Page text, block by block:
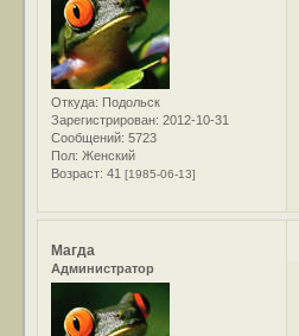
Откуда: Подольск
Зарегистрирован: 2012-10-31
Сообщений: 5723
Пол: Женский
Возраст: 41[1985-06-13]
Магда
Администратор